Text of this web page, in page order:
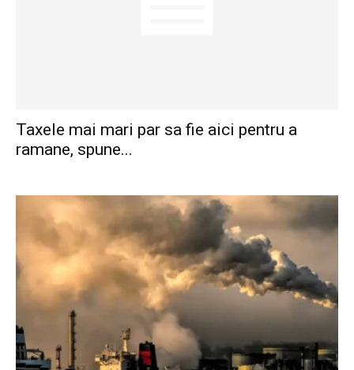
Taxele mai mari par sa fie aici pentru a
ramane, spune...